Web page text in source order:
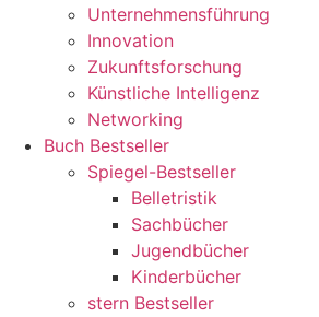
Unternehmensführung
Innovation
Zukunftsforschung
Künstliche Intelligenz
Networking
Buch Bestseller
Spiegel-Bestseller
Belletristik
Sachbücher
Jugendbücher
Kinderbücher
stern Bestseller